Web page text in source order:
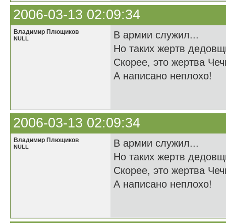
2006-03-13 02:09:34
Владимир Плющиков
NULL
В армии служил...
Но таких жертв
Скорее, это жертва
А написано неплохо!
2006-03-13 02:09:34
Владимир Плющиков
NULL
В армии служил...
Но таких жертв
Скорее, это жертва
А написано неплохо!